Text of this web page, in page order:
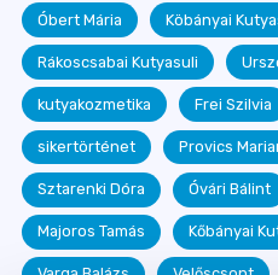
Óbert Mária Köbányai
Rákoscsabai Kutyasuli
kutyakozmetika Frei Szilvia
sikertörténet Provics
Sztarenki Dóra Óvári Bálint
Majoros Tamás Kőbányai